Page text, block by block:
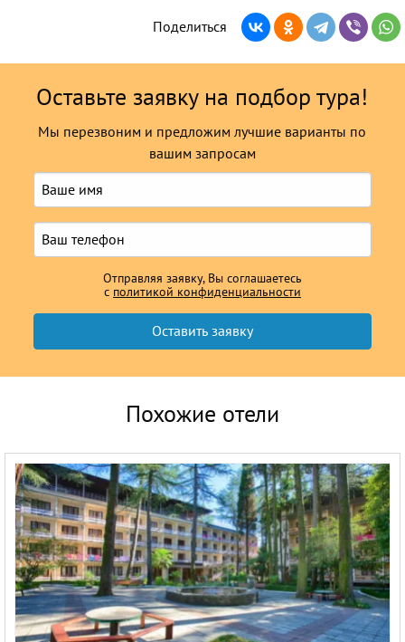
Поделиться
Оставьте заявку на подбор тура!
Мы перезвоним и предложим лучшие варианты по
вашим запросам
Отправляя заявку, Вы соглашаетесь
с политикой конфиденциальности
Похожие отели